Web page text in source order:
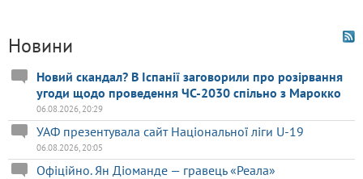
Новини
Новий скандал? В Іспанії заговорили про розірвання
угоди щодо проведення ЧС-2030 спільно з Марокко
06.08.2026, 20:29
УАФ презентувала сайт Національної ліги U-19
06.08.2026, 20:05
Офіційно. Ян Діоманде — гравець «Реала»